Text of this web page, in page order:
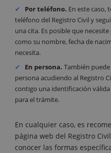
Por teléfono. En este caso,
teléfono del Registro Civil y
una cita. Es posible que
como su nombre, fecha de
necesita.
En persona. También
persona acudiendo al Registro
contigo una identificación
para el trámite.
En cualquier caso, es
página web del Registro
conocer las formas